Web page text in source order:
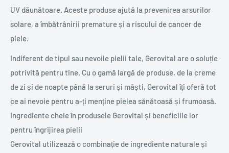
UV dăunătoare. Aceste produse ajută la prevenirea arsurilor
solare, a îmbătrânirii premature și a riscului de cancer de
piele.
Indiferent de tipul sau nevoile pielii tale, Gerovital are o soluție
potrivită pentru tine. Cu o gamă largă de produse, de la creme
de zi și de noapte până la seruri și măști, Gerovital îți oferă tot
ce ai nevoie pentru a-ți menține pielea sănătoasă și frumoasă.
Ingrediente cheie în produsele Gerovital și beneficiile lor
pentru îngrijirea pielii
Gerovital utilizează o combinație de ingrediente naturale și